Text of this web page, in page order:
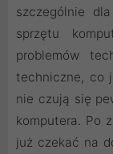
szczególnie
sprzętu
problemów
techniczne, co
nie czują się
komputera. Po
już czekać na